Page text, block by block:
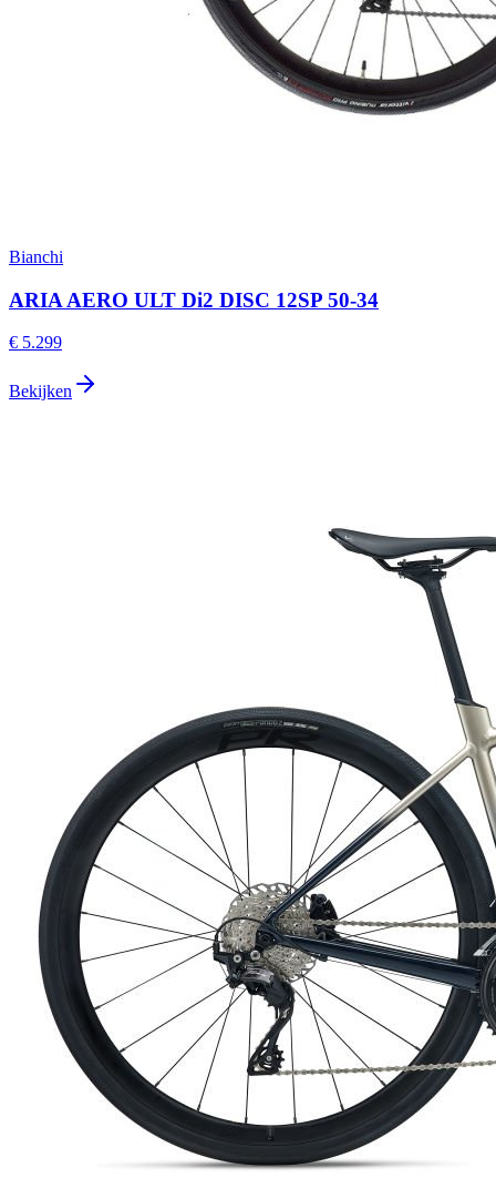
Bianchi
ARIA AERO ULT Di2 DISC 12SP 50-34
€ 5.299
Bekijken